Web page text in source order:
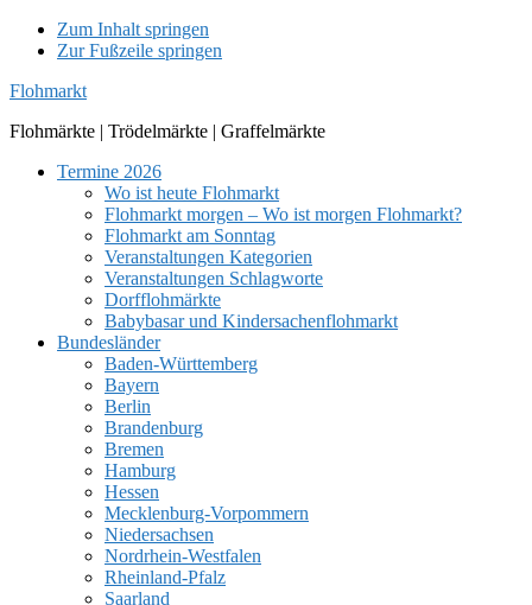
Zum Inhalt springen
Zur Fußzeile springen
Flohmarkt
Flohmärkte | Trödelmärkte | Graffelmärkte
Termine 2026
Wo ist heute Flohmarkt
Flohmarkt morgen – Wo ist morgen Flohmarkt?
Flohmarkt am Sonntag
Veranstaltungen Kategorien
Veranstaltungen Schlagworte
Dorfflohmärkte
Babybasar und Kindersachenflohmarkt
Bundesländer
Baden-Württemberg
Bayern
Berlin
Brandenburg
Bremen
Hamburg
Hessen
Mecklenburg-Vorpommern
Niedersachsen
Nordrhein-Westfalen
Rheinland-Pfalz
Saarland